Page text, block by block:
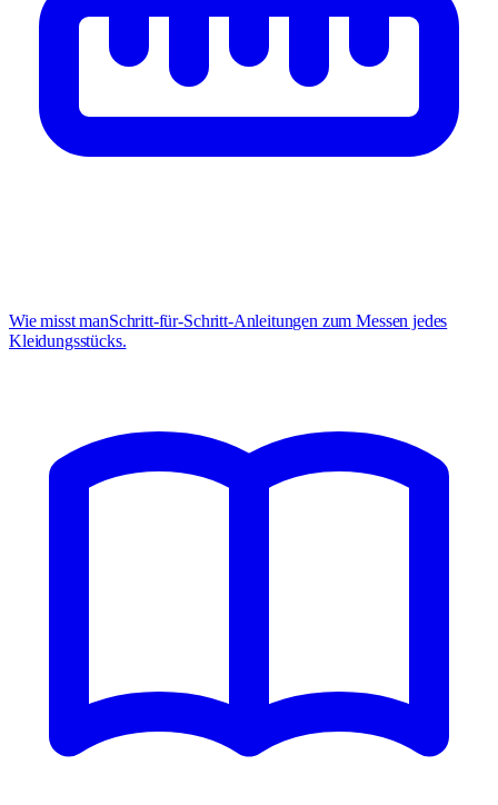
Wie misst manSchritt-für-Schritt-Anleitungen zum Messen jedes
Kleidungsstücks.